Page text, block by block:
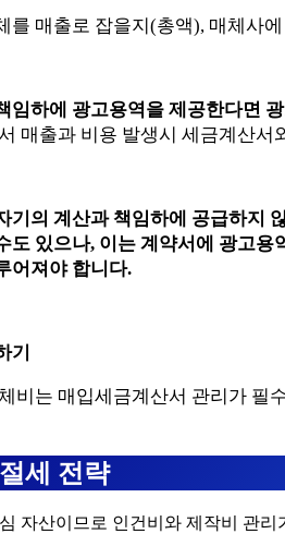
를 매출로 잡을지(총액), 매체사
임하에 광고용역을 제공한다면
매출과 비용 발생시 세금계산서
기의 계산과 책임하에 공급하지
도 있으나, 이는 계약서에 광고
어져야 합니다.
기
비는 매입세금계산서 관리가 필
세 전략
자산이므로 인건비와 제작비 관리